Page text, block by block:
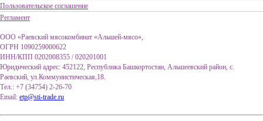
Пользовательское соглашение
Регламент
ООО «Раевский мясокомбинат «Альшей-мясо»,
ОГРН 1090259000622
ИНН/КПП 0202008355 / 020201001
Юридический адрес: 452122, Республика Башкортостан, Альшеевский район, с.
Раевский, ул.Коммунистическая,18.
Тел.: +7 (34754) 2-26-70
Email: etp@sti-trade.ru